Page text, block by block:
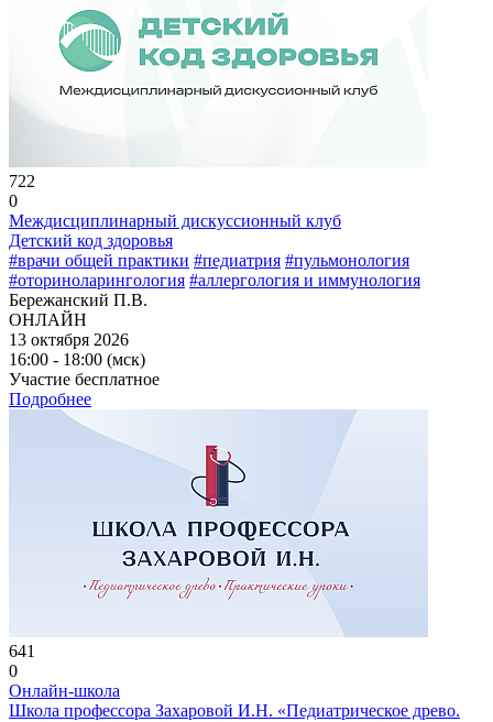
722
0
Междисциплинарный дискуссионный клуб
Детский код здоровья
#врачи общей практики #педиатрия #пульмонология
#оториноларингология #аллергология и иммунология
Бережанский П.В.
ОНЛАЙН
13 октября 2026
16:00 - 18:00 (мск)
Участие бесплатное
Подробнее
641
0
Онлайн-школа
Школа профессора Захаровой И.Н. «Педиатрическое древо.